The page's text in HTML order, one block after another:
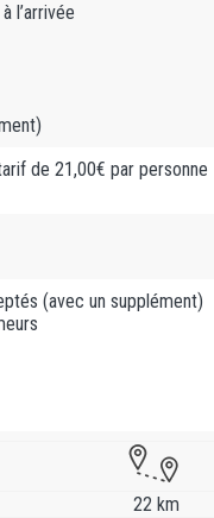
l’arrivée
de 21,00€ par personne
(avec un supplément)
22 km